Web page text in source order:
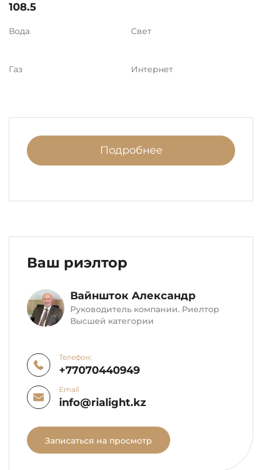
108.5
Вода Свет
Газ Интернет
Подробнее
Ваш риэлтор
Вайншток Александр
Руководитель компании. Риелтор
Высшей категории
Телефон:
+77070440949
Email
info@rialight.kz
Записаться на просмотр